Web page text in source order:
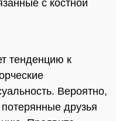
с костной
тенденцию к
Вероятно,
друзья